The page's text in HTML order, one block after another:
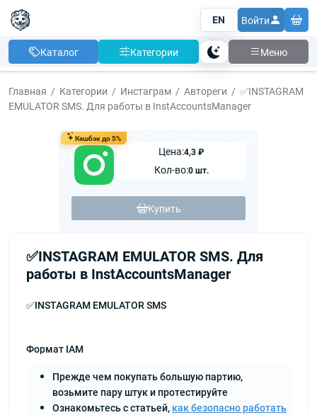
EN Войти
Каталог Категории Тема Меню
Главная Категории Инстаграм Автореги
✅INSTAGRAM
EMULATOR SMS. Для работы в InstAccountsManager
Кешбэк до 5%
Цена:4,3 ₽
Кол-во:0 шт.
Купить
✅INSTAGRAM EMULATOR SMS. Для
работы в InstAccountsManager
✅INSTAGRAM EMULATOR SMS
Формат IAM
Прежде чем покупать большую партию,
возьмите пару штук и протестируйте
Ознакомьтесь с статьей, как безопасно работать